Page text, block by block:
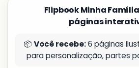
Flipbook Minha
páginas
📦 Você recebe:6 páginas
para personalização, partes